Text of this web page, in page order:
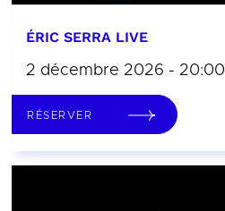
ÉRIC SERRA LIVE
2 décembre 2026 - 20:00
RÉSERVER